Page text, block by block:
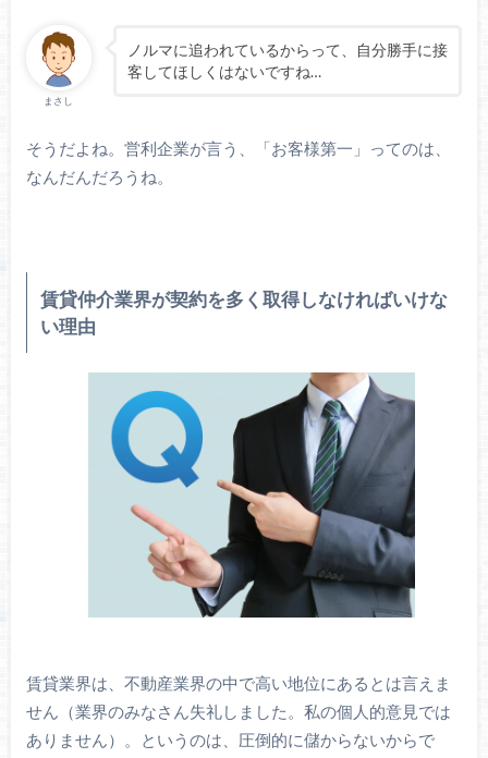
まさし
ノルマに追われているからって、自分勝手に接
客してほしくはないですね…
そうだよね。営利企業が言う、「お客様第一」ってのは、
なんだんだろうね。
賃貸仲介業界が契約を多く取得しなければいけな
い理由
賃貸業界は、不動産業界の中で高い地位にあるとは言えま
せん（業界のみなさん失礼しました。私の個人的意見では
ありません）。というのは、圧倒的に儲からないからで